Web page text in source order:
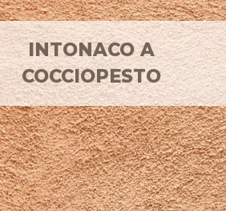
INTONACO A
COCCIOPESTO